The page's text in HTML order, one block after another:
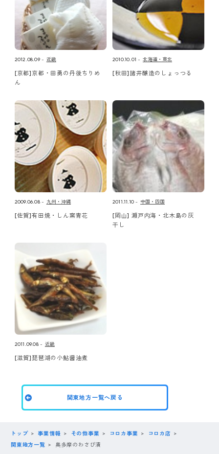
2012.08.09 近畿
[京都]京都・田勇の丹後ちりめ
ん
2010.10.01 北海道・東北
[秋田]諸井醸造のしょっつる
2009.06.08 九州・沖縄
[佐賀]有田焼・しん窯青花
2011.11.10 中国・四国
[岡山] 瀬戸内海・北木島の灰
干し
2011.09.08 近畿
[滋賀]琵琶湖の小鮎醤油煮
関東地方一覧へ戻る
トップ 事業情報 その他事業 コロカ事業
コロカ店
関東地方一覧
奥多摩のわさび漬